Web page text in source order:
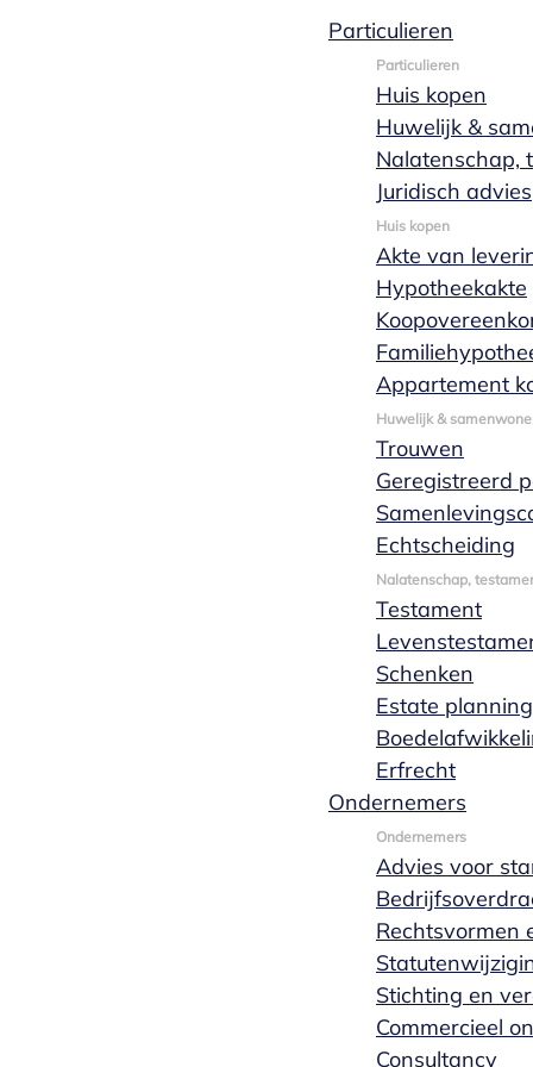
Particulieren
Particulieren
Huis kopen
Huwelijk &
Nalatenschap,
Juridisch advies
Huis kopen
Akte van
Hypotheekakte
Appartement
Huwelijk &
Trouwen
Geregistreerd
Echtscheiding
Nalatenschap,
Testament
Schenken
Estate planning
Erfrecht
Ondernemers
Ondernemers
Advies voor
Rechtsvormen
Stichting en
Commercieel
Consultancy
Wat is een
maatschap?
Een maatschap is een samenwerkingsvorm
waarin je je beroep met anderen als
zelfstandig ondernemer uitvoert. In een
maatschap oefen je onder gemeenschappelijke
naam met je partners je beroep uit.